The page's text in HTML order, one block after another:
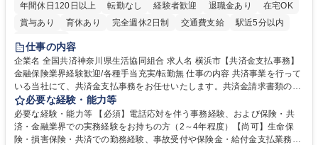
年間休日120日以上
転勤なし 経験者歓迎 退職金あり
在宅OK
賞与あり
育休あり 完全週休2日制 交通費支給
駅近5分以内
土日祝休み
仕事の内容
企業名 全国共済神奈川県生活協同組合 求人名 横浜市【共済金支払事務】
金融保険業界経験歓迎/各種手当充実/転勤無 仕事の内容 共済事業を行って
いる当社にて、共済金支払事務をお任せいたします。共済金請求書類の受
付・内容確認・審査・データ入力のほか、加入者様や医療機関等からの問
い合わせ電話対応や書類発送等を担当します。 ■共済金請求書類の受付、
内容確認、および共済金支払に関する審査・事務処理業務全般を担当 ■専
用システムへのデータ入力、各種必要書類の作成・発送作業 ■加入者様や
必要な経験・能力等
必要な経験・能力等 【必須】電話応対を伴う事務経験、および保険・共
済・金融業界での実務経験をお持ちの方（2～4年程度）【尚可】生命保
険・損害保険・共済での勤務経験、事故受付や保険金・給付金支払業務経